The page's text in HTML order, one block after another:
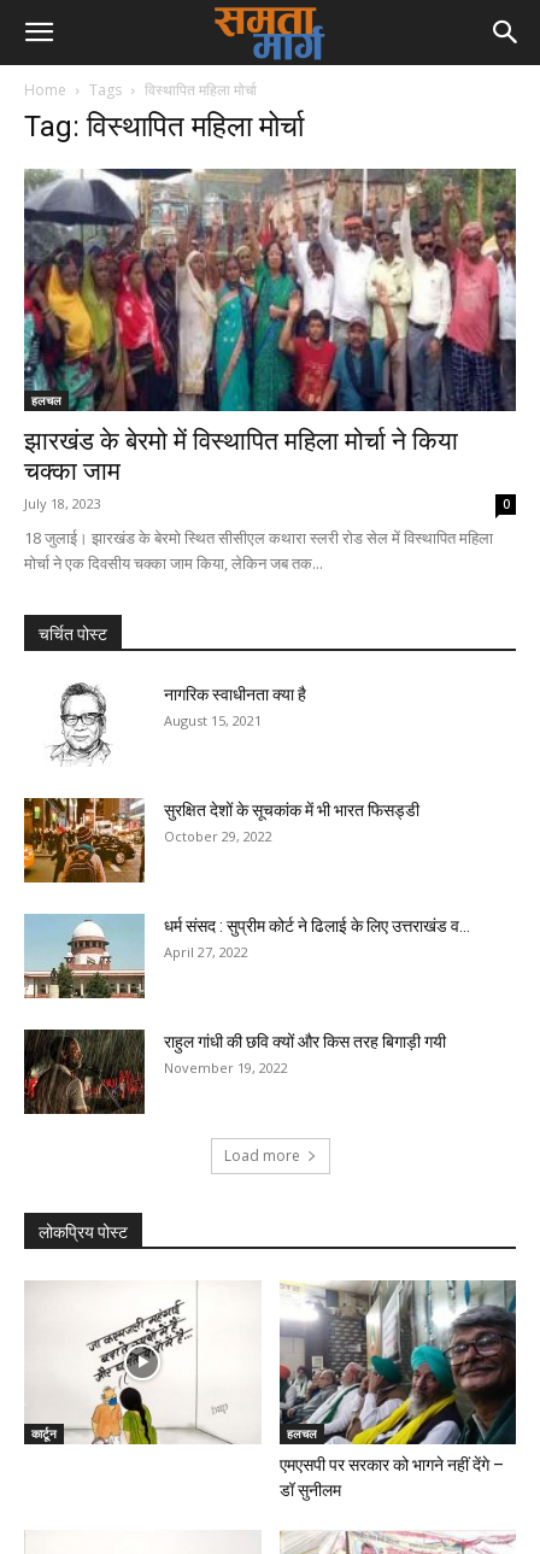
Home Tags विस्थापित महिला मोर्चा
Tag: विस्थापित महिला मोर्चा
हलचल
झारखंड के बेरमो में विस्थापित महिला मोर्चा ने किया
चक्का जाम
July 18, 2023 0
18 जुलाई। झारखंड के बेरमो स्थित सीसीएल कथारा स्लरी रोड सेल में विस्थापित महिला
मोर्चा ने एक दिवसीय चक्का जाम किया, लेकिन जब तक...
चर्चित पोस्ट
नागरिक स्वाधीनता क्या है
August 15, 2021
सुरक्षित देशों के सूचकांक में भी भारत फिसड्डी
October 29, 2022
धर्म संसद : सुप्रीम कोर्ट ने ढिलाई के लिए उत्तराखंड व...
April 27, 2022
राहुल गांधी की छवि क्यों और किस तरह बिगाड़ी गयी
November 19, 2022
Load more
लोकप्रिय पोस्ट
कार्टून हलचल
एमएसपी पर सरकार को भागने नहीं देंगे –
डॉ सुनीलम